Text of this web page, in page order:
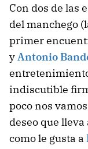
Con dos de las
del manchego
primer
yAntonio
indiscutible
poco nos
deseo que
como le gusta a